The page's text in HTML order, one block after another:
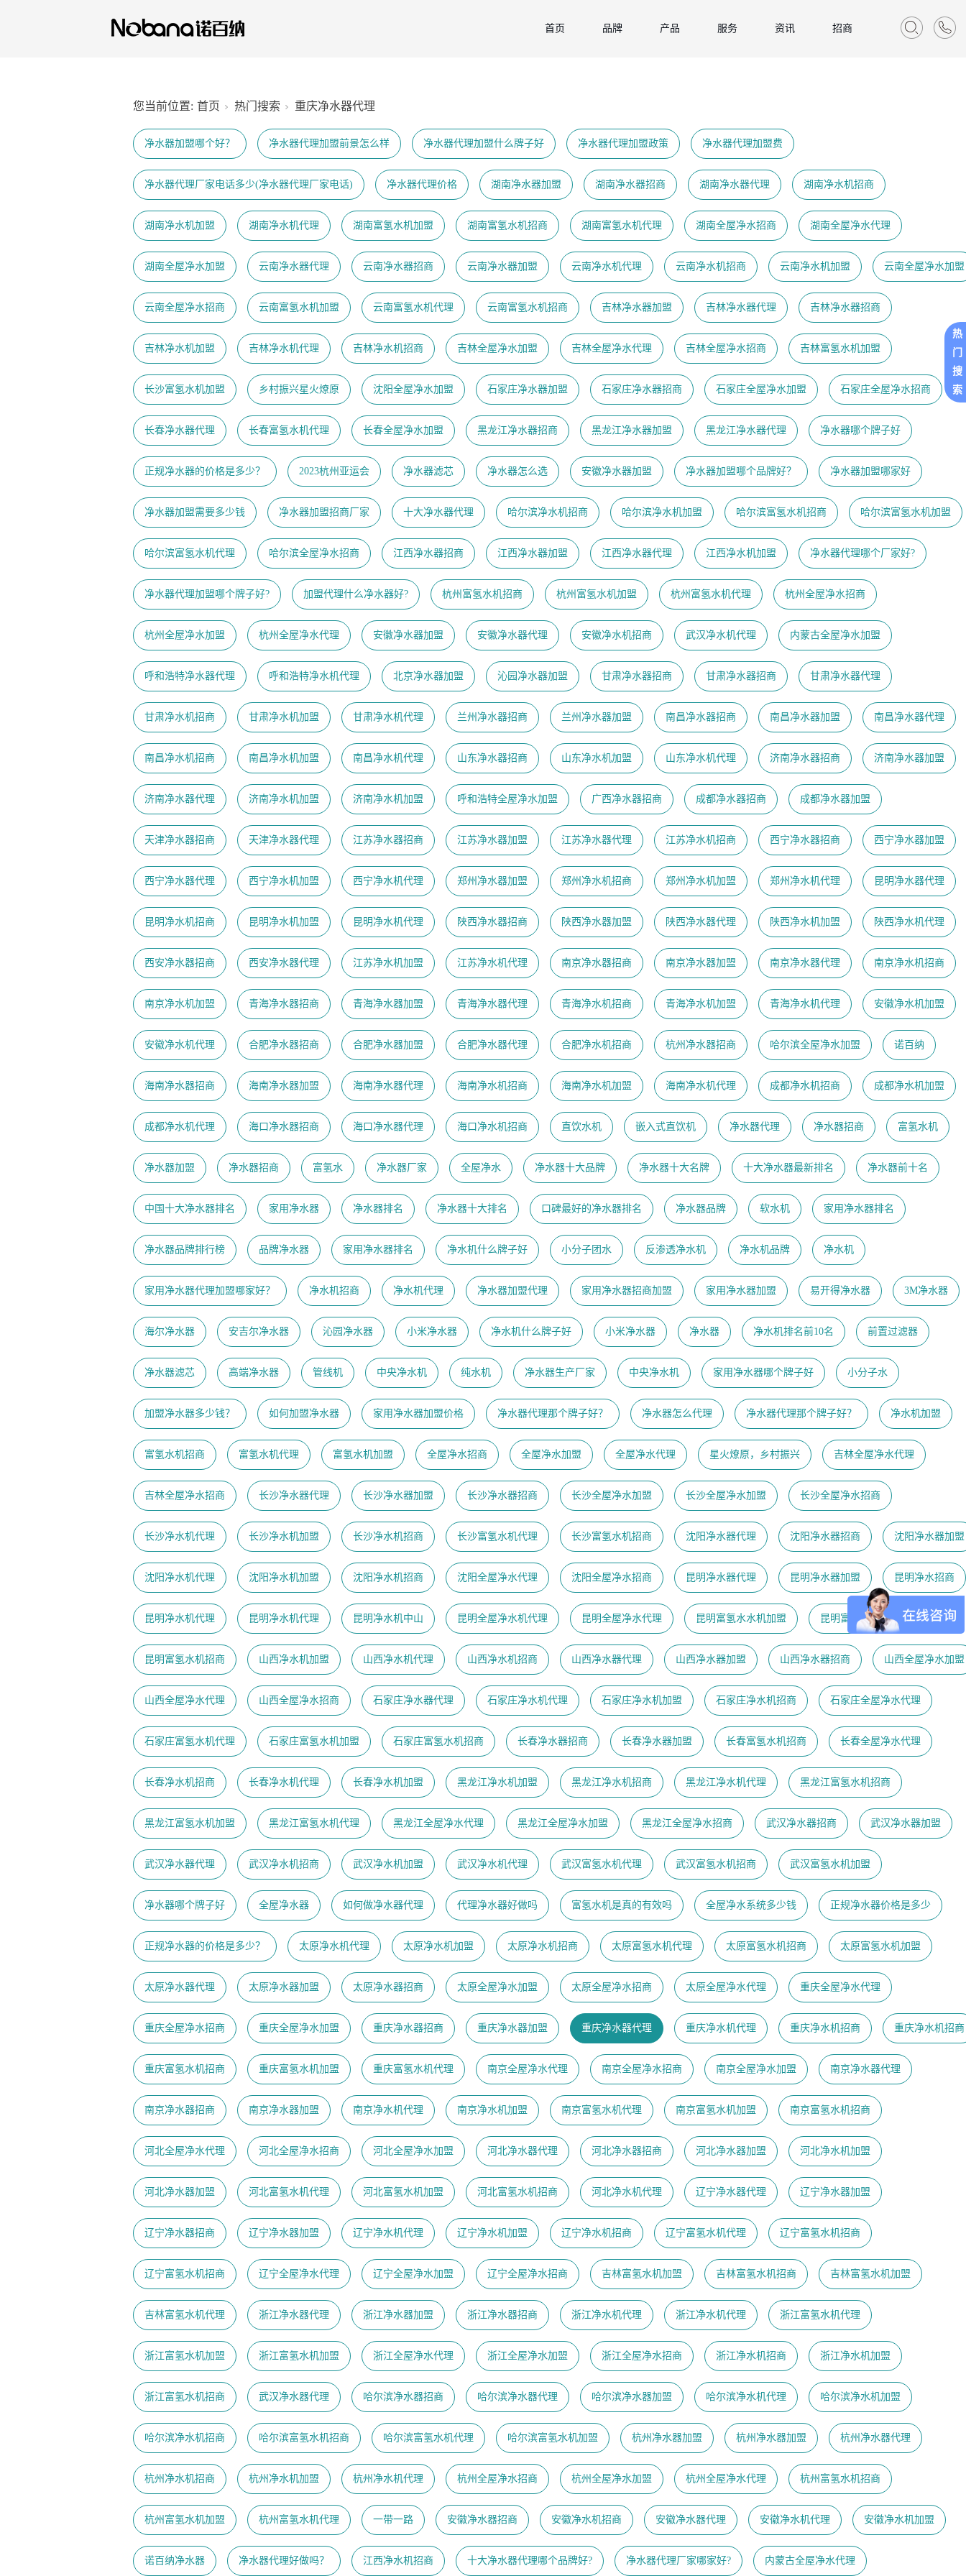
首页 品牌 产品 服务 资讯 招商
您当前位置: 首页 热门搜索 重庆净水器代理
净水器加盟哪个好？ 净水器代理加盟前景怎么样 净水器代理加盟什么牌子好 净水器代理加盟政策 净水器代理加盟费
净水器代理厂家电话多少(净水器代理厂家电话) 净水器代理价格 湖南净水器加盟 湖南净水器招商 湖南净水器代理 湖南净水机招商
湖南净水机加盟 湖南净水机代理 湖南富氢水机加盟 湖南富氢水机招商 湖南富氢水机代理 湖南全屋净水招商 湖南全屋净水代理
湖南全屋净水加盟 云南净水器代理 云南净水器招商 云南净水器加盟 云南净水机代理 云南净水机招商 云南净水机加盟 云南全屋净水加盟
云南全屋净水招商 云南富氢水机加盟 云南富氢水机代理 云南富氢水机招商 吉林净水器加盟 吉林净水器代理 吉林净水器招商
吉林净水机加盟 吉林净水机代理 吉林净水机招商 吉林全屋净水加盟 吉林全屋净水代理 吉林全屋净水招商 吉林富氢水机加盟
长沙富氢水机加盟 乡村振兴星火燎原 沈阳全屋净水加盟 石家庄净水器加盟 石家庄净水器招商 石家庄全屋净水加盟 石家庄全屋净水招商
长春净水器代理 长春富氢水机代理 长春全屋净水加盟 黑龙江净水器招商 黑龙江净水器加盟 黑龙江净水器代理 净水器哪个牌子好
正规净水器的价格是多少？ 2023杭州亚运会 净水器滤芯 净水器怎么选 安徽净水器加盟 净水器加盟哪个品牌好？ 净水器加盟哪家好
净水器加盟需要多少钱 净水器加盟招商厂家 十大净水器代理 哈尔滨净水机招商 哈尔滨净水机加盟 哈尔滨富氢水机招商 哈尔滨富氢水机加盟
哈尔滨富氢水机代理 哈尔滨全屋净水招商 江西净水器招商 江西净水器加盟 江西净水器代理 江西净水机加盟 净水器代理哪个厂家好?
净水器代理加盟哪个牌子好? 加盟代理什么净水器好? 杭州富氢水机招商 杭州富氢水机加盟 杭州富氢水机代理 杭州全屋净水招商
杭州全屋净水加盟 杭州全屋净水代理 安徽净水器加盟 安徽净水器代理 安徽净水机招商 武汉净水机代理 内蒙古全屋净水加盟
呼和浩特净水器代理 呼和浩特净水机代理 北京净水器加盟 沁园净水器加盟 甘肃净水器招商 甘肃净水器招商 甘肃净水器代理
甘肃净水机招商 甘肃净水机加盟 甘肃净水机代理 兰州净水器招商 兰州净水器加盟 南昌净水器招商 南昌净水器加盟 南昌净水器代理
南昌净水机招商 南昌净水机加盟 南昌净水机代理 山东净水器招商 山东净水机加盟 山东净水机代理 济南净水器招商 济南净水器加盟
济南净水器代理 济南净水机加盟 济南净水机加盟 呼和浩特全屋净水加盟 广西净水器招商 成都净水器招商 成都净水器加盟
天津净水器招商 天津净水器代理 江苏净水器招商 江苏净水器加盟 江苏净水器代理 江苏净水机招商 西宁净水器招商 西宁净水器加盟
西宁净水器代理 西宁净水机加盟 西宁净水机代理 郑州净水器加盟 郑州净水机招商 郑州净水机加盟 郑州净水机代理 昆明净水器代理
昆明净水机招商 昆明净水机加盟 昆明净水机代理 陕西净水器招商 陕西净水器加盟 陕西净水器代理 陕西净水机加盟 陕西净水机代理
西安净水器招商 西安净水器代理 江苏净水机加盟 江苏净水机代理 南京净水器招商 南京净水器加盟 南京净水器代理 ​南京净水机招商
南京净水机加盟 青海净水器招商 青海净水器加盟 青海净水器代理 青海净水机招商 青海净水机加盟 青海净水机代理 安徽净水机加盟
安徽净水机代理 合肥净水器招商 合肥净水器加盟 合肥净水器代理 合肥净水机招商 杭州净水器招商 哈尔滨全屋净水加盟 诺百纳
海南净水器招商 海南净水器加盟 海南净水器代理 海南净水机招商 海南净水机加盟 海南净水机代理 成都净水机招商 成都净水机加盟
成都净水机代理 海口净水器招商 海口净水器代理 海口净水机招商 直饮水机 嵌入式直饮机 净水器代理 净水器招商 富氢水机
净水器加盟 净水器招商 富氢水 净水器厂家 全屋净水 净水器十大品牌 净水器十大名牌 十大净水器最新排名 净水器前十名
中国十大净水器排名 家用净水器 净水器排名 净水器十大排名 口碑最好的净水器排名 净水器品牌 软水机 家用净水器排名
净水器品牌排行榜 品牌净水器 家用净水器排名 净水机什么牌子好 小分子团水 反渗透净水机 净水机品牌 净水机
家用净水器代理加盟哪家好？ 净水机招商 净水机代理 净水器加盟代理 家用净水器招商加盟 家用净水器加盟 易开得净水器 3M净水器
海尔净水器 安吉尔净水器 沁园净水器 小米净水器 净水机什么牌子好 小米净水器 净水器 净水机排名前10名 前置过滤器
净水器滤芯 高端净水器 管线机 中央净水机 纯水机 净水器生产厂家 中央净水机 家用净水器哪个牌子好 小分子水
加盟净水器多少钱？ 如何加盟净水器 家用净水器加盟价格 净水器代理那个牌子好？ 净水器怎么代理 净水器代理那个牌子好？ 净水机加盟
富氢水机招商 富氢水机代理 富氢水机加盟 全屋净水招商 全屋净水加盟 全屋净水代理 星火燎原，乡村振兴 吉林全屋净水代理
吉林全屋净水招商 长沙净水器代理 长沙净水器加盟 长沙净水器招商 长沙全屋净水加盟 长沙全屋净水加盟 长沙全屋净水招商
长沙净水机代理 长沙净水机加盟 长沙净水机招商 长沙富氢水机代理 长沙富氢水机招商 沈阳净水器代理 沈阳净水器招商 沈阳净水器加盟
沈阳净水机代理 沈阳净水机加盟 沈阳净水机招商 沈阳全屋净水代理 沈阳全屋净水招商 昆明净水器代理 昆明净水器加盟 昆明净水招商
昆明净水机代理 昆明净水机代理 昆明净水机中山 昆明全屋净水机代理 昆明全屋净水代理 昆明富氢水水机加盟 昆明富氢水机代理
昆明富氢水机招商 山西净水机加盟 山西净水机代理 山西净水机招商 山西净水器代理 山西净水器加盟 山西净水器招商 山西全屋净水加盟
山西全屋净水代理 山西全屋净水招商 石家庄净水器代理 石家庄净水机代理 石家庄净水机加盟 石家庄净水机招商 石家庄全屋净水代理
石家庄富氢水机代理 石家庄富氢水机加盟 石家庄富氢水机招商 长春净水器招商 长春净水器加盟 长春富氢水机招商 长春全屋净水代理
长春净水机招商 长春净水机代理 长春净水机加盟 黑龙江净水机加盟 黑龙江净水机招商 黑龙江净水机代理 黑龙江富氢水机招商
黑龙江富氢水机加盟 黑龙江富氢水机代理 黑龙江全屋净水代理 黑龙江全屋净水加盟 黑龙江全屋净水招商 武汉净水器招商 武汉净水器加盟
武汉净水器代理 武汉净水机招商 武汉净水机加盟 武汉净水机代理 武汉富氢水机代理 武汉富氢水机招商 武汉富氢水机加盟
净水器哪个牌子好 全屋净水器 如何做净水器代理 代理净水器好做吗 富氢水机是真的有效吗 全屋净水系统多少钱 正规净水器价格是多少
正规净水器的价格是多少？ 太原净水机代理 太原净水机加盟 太原净水机招商 太原富氢水机代理 太原富氢水机招商 太原富氢水机加盟
太原净水器代理 太原净水器加盟 太原净水器招商 太原全屋净水加盟 太原全屋净水招商 太原全屋净水代理 重庆全屋净水代理
重庆全屋净水招商 重庆全屋净水加盟 重庆净水器招商 重庆净水器加盟 重庆净水器代理 重庆净水机代理 重庆净水机招商 重庆净水机招商
重庆富氢水机招商 重庆富氢水机加盟 重庆富氢水机代理 南京全屋净水代理 南京全屋净水招商 南京全屋净水加盟 南京净水器代理
南京净水器招商 南京净水器加盟 南京净水机代理 南京净水机加盟 南京富氢水机代理 南京富氢水机加盟 南京富氢水机招商
河北全屋净水代理 河北全屋净水招商 河北全屋净水加盟 河北净水器代理 河北净水器招商 河北净水器加盟 河北净水机加盟
河北净水器加盟 河北富氢水机代理 河北富氢水机加盟 河北富氢水机招商 河北净水机代理 辽宁净水器代理 辽宁净水器加盟
辽宁净水器招商 辽宁净水器加盟 辽宁净水机代理 辽宁净水机加盟 辽宁净水机招商 辽宁富氢水机代理 辽宁富氢水机招商
辽宁富氢水机招商 辽宁全屋净水代理 辽宁全屋净水加盟 辽宁全屋净水招商 吉林富氢水机加盟 吉林富氢水机招商 吉林富氢水机加盟
吉林富氢水机代理 浙江净水器代理 浙江净水器加盟 浙江净水器招商 浙江净水机代理 浙江净水机代理 浙江富氢水机代理
浙江富氢水机加盟 浙江富氢水机加盟 浙江全屋净水代理 浙江全屋净水加盟 浙江全屋净水招商 浙江净水机招商 浙江净水机加盟
浙江富氢水机招商 武汉净水器代理 哈尔滨净水器招商 哈尔滨净水器代理 哈尔滨净水器加盟 哈尔滨净水机代理 哈尔滨净水机加盟
哈尔滨净水机招商 哈尔滨富氢水机招商 哈尔滨富氢水机代理 哈尔滨富氢水机加盟 杭州净水器加盟 杭州净水器加盟 杭州净水器代理
杭州净水机招商 杭州净水机加盟 杭州净水机代理 杭州全屋净水招商 杭州全屋净水加盟 杭州全屋净水代理 杭州富氢水机招商
杭州富氢水机加盟 杭州富氢水机代理 一带一路 安徽净水器招商 安徽净水机招商 安徽净水器代理 安徽净水机代理 安徽净水机加盟
诺百纳净水器 净水器代理好做吗？ 江西净水机招商 十大净水器代理哪个品牌好? 净水器代理厂家哪家好? 内蒙古全屋净水代理
热
门
搜
索